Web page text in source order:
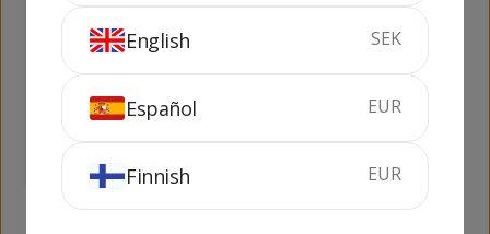
Beronia Crianza
13.5%
KÖP
El Coto Crianza
12.5%
KÖP
English SEK
Español EUR
Finnish EUR